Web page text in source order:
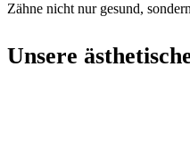
Zähne nicht nur gesund,
Unsere